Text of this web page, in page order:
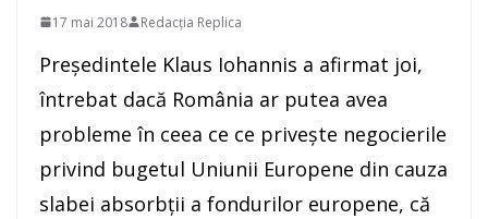
17 mai 2018 Redacția Replica
Preşedintele Klaus Iohannis a afirmat joi,
întrebat dacă România ar putea avea
probleme în ceea ce ce priveşte negocierile
privind bugetul Uniunii Europene din cauza
slabei absorbţii a fondurilor europene, că